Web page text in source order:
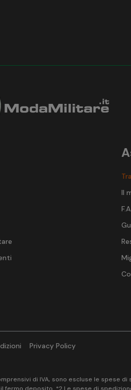
Il
Privacy Policy
di IVA, sono escluse le spese